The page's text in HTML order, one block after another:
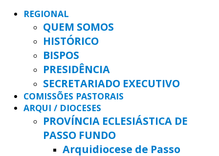
REGIONAL
QUEM SOMOS
HISTÓRICO
BISPOS
PRESIDÊNCIA
SECRETARIADO EXECUTIVO
COMISSÕES PASTORAIS
ARQUI / DIOCESES
PROVÍNCIA ECLESIÁSTICA DE
PASSO FUNDO
Arquidiocese de Passo